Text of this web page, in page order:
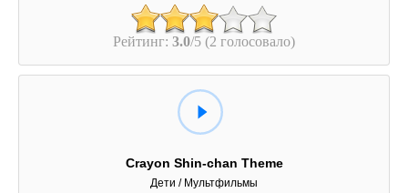
Рейтинг: 3.0/5 (2 голосовало)
Crayon Shin-chan Theme
Дети / Мультфильмы